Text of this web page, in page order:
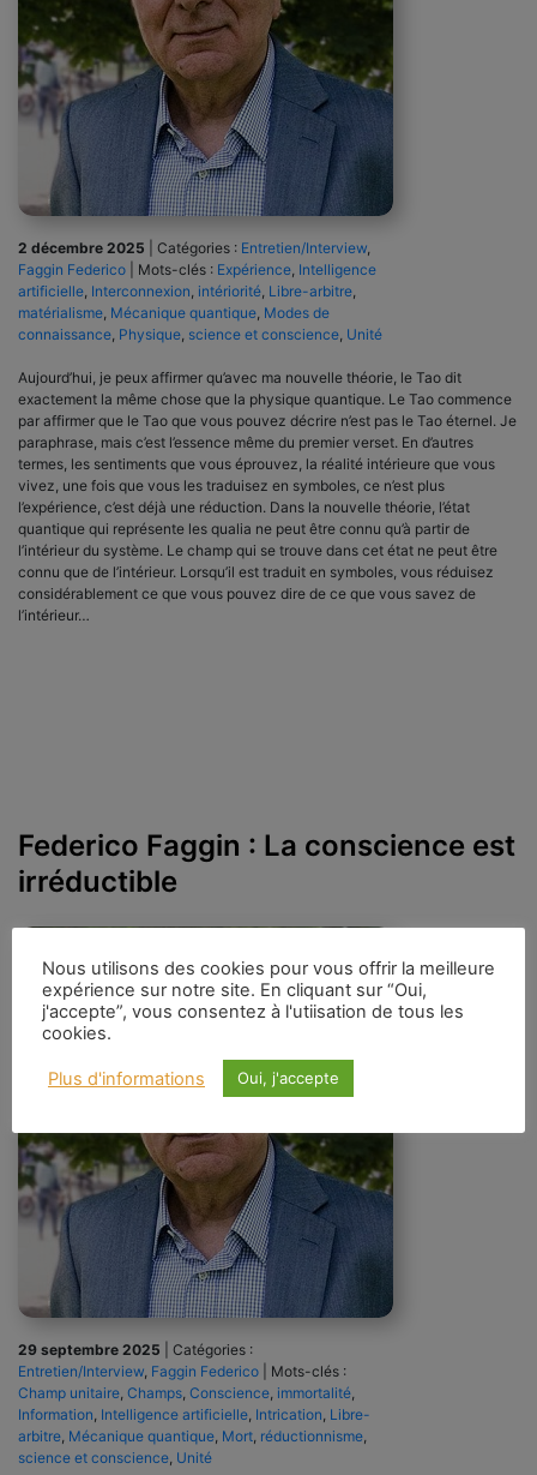
2 décembre 2025 Catégories : Entretien/Interview
Faggin Federico
Mots-clés : Expérience Intelligence
artificielle Interconnexion intériorité Libre-arbitre
matérialisme Mécanique quantique Modes de
connaissance Physique science et conscience Unité
Aujourd’hui, je peux affirmer qu’avec ma nouvelle théorie, le Tao dit
exactement la même chose que la physique quantique. Le Tao commence
par affirmer que le Tao que vous pouvez décrire n’est pas le Tao éternel. Je
paraphrase, mais c’est l’essence même du premier verset. En d’autres
termes, les sentiments que vous éprouvez, la réalité intérieure que vous
vivez, une fois que vous les traduisez en symboles, ce n’est plus
l’expérience, c’est déjà une réduction. Dans la nouvelle théorie, l’état
quantique qui représente les qualia ne peut être connu qu’à partir de
l’intérieur du système. Le champ qui se trouve dans cet état ne peut être
connu que de l’intérieur. Lorsqu’il est traduit en symboles, vous réduisez
considérablement ce que vous pouvez dire de ce que vous savez de
l’intérieur…
Federico Faggin : La conscience est
irréductible
29 septembre 2025
Catégories :
Entretien/Interview, Faggin Federico
Mots-clés :
Champ unitaire, Champs, Conscience, immortalité,
Information, Intelligence artificielle, Intrication, Libre-
arbitre, Mécanique quantique, Mort, réductionnisme,
science et conscience, Unité
Nous utilisons des cookies pour vous offrir la meilleure
expérience sur notre site. En cliquant sur “Oui,
j'accepte”, vous consentez à l'utiisation de tous les
cookies.
Plus d'informations Oui, j'accepte